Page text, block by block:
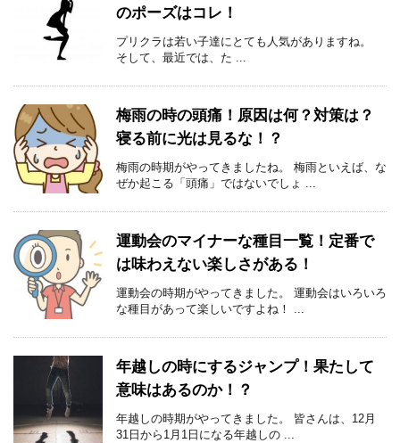
のポーズはコレ！
プリクラは若い子達にとても人気がありますね。
そして、最近では、た ...
梅雨の時の頭痛！原因は何？対策は？
寝る前に光は見るな！？
梅雨の時期がやってきましたね。 梅雨といえば、な
ぜか起こる「頭痛」ではないでしょ ...
運動会のマイナーな種目一覧！定番で
は味わえない楽しさがある！
運動会の時期がやってきました。 運動会はいろいろ
な種目があって楽しいですよね！ ...
年越しの時にするジャンプ！果たして
意味はあるのか！？
年越しの時期がやってきました。 皆さんは、12月
31日から1月1日になる年越しの ...